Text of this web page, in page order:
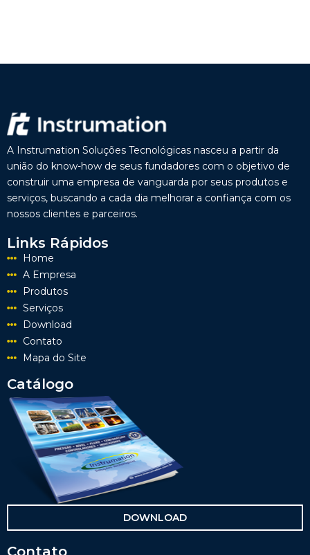
A Instrumation Soluções Tecnológicas nasceu a partir da
união do know-how de seus fundadores com o objetivo de
construir uma empresa de vanguarda por seus produtos e
serviços, buscando a cada dia melhorar a confiança com os
nossos clientes e parceiros.
Links Rápidos
Home
A Empresa
Produtos
Serviços
Download
Contato
Mapa do Site
Catálogo
DOWNLOAD
Contato